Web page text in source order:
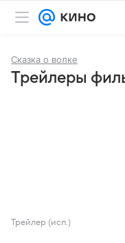
Сказка о волке
Трейлеры
Трейлер (исп.)